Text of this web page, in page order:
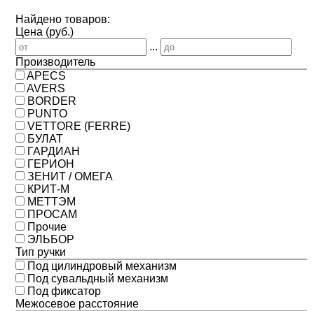
Найдено товаров:
Цена (руб.)
...
Производитель
APECS
AVERS
BORDER
PUNTO
VETTORE (FERRE)
БУЛАТ
ГАРДИАН
ГЕРИОН
ЗЕНИТ / ОМЕГА
КРИТ-М
МЕТТЭМ
ПРОСАМ
Прочие
ЭЛЬБОР
Тип ручки
Под цилиндровый механизм
Под сувальдный механизм
Под фиксатор
Межосевое расстояние